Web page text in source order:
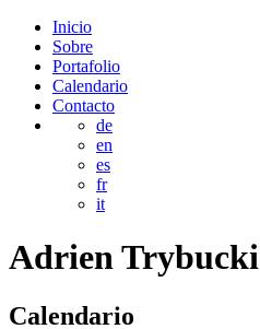
Inicio
Sobre
Portafolio
Calendario
Contacto
de
en
es
fr
it
AdrienTrybucki
Calendario